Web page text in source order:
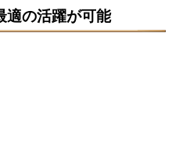
適の活躍が可能